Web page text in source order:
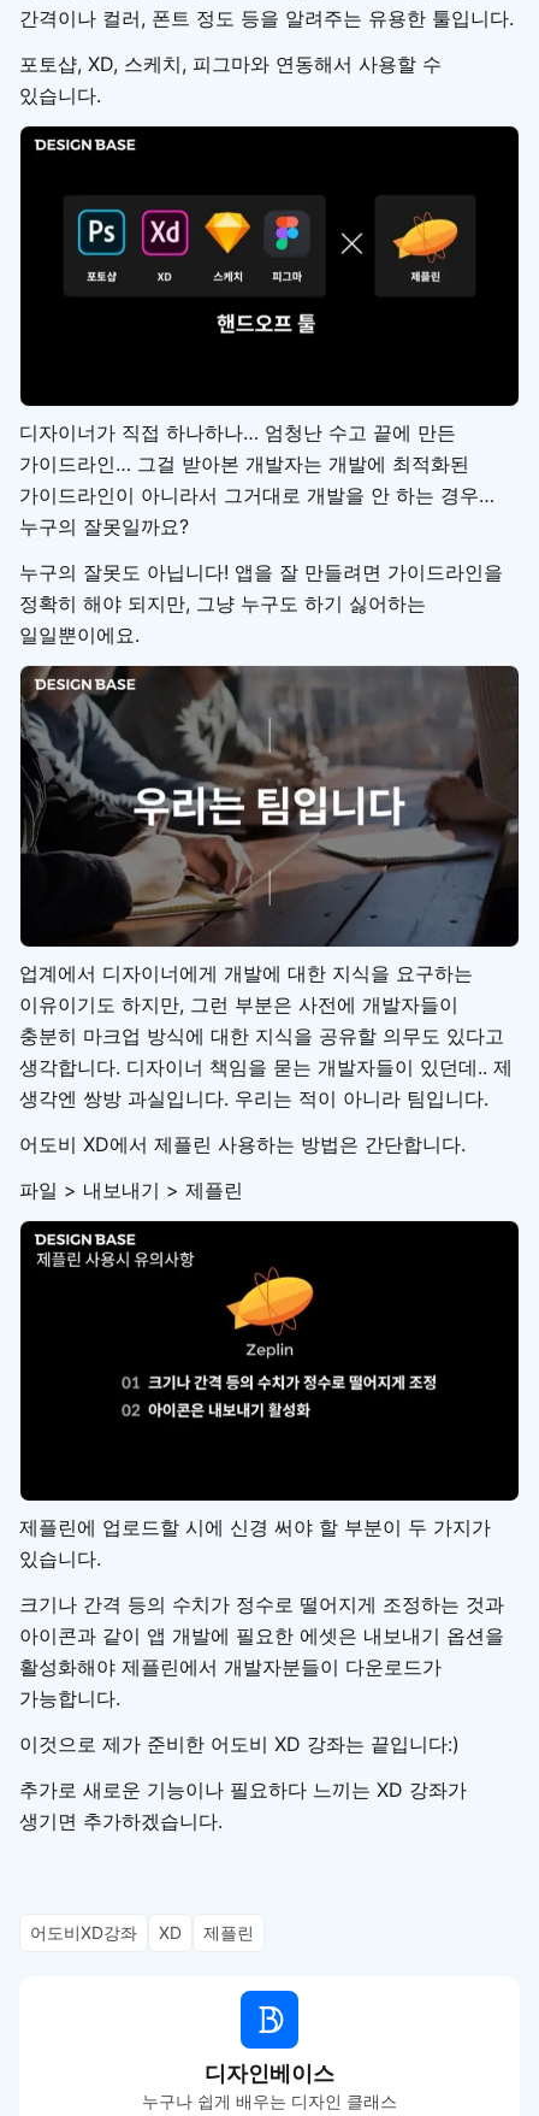
간격이나 컬러, 폰트 정도 등을 알려주는 유용한 툴입니다.
포토샵, XD, 스케치, 피그마와 연동해서 사용할 수
있습니다.
디자이너가 직접 하나하나… 엄청난 수고 끝에 만든
가이드라인… 그걸 받아본 개발자는 개발에 최적화된
가이드라인이 아니라서 그거대로 개발을 안 하는 경우…
누구의 잘못일까요?
누구의 잘못도 아닙니다! 앱을 잘 만들려면 가이드라인을
정확히 해야 되지만, 그냥 누구도 하기 싫어하는
일일뿐이에요.
업계에서 디자이너에게 개발에 대한 지식을 요구하는
이유이기도 하지만, 그런 부분은 사전에 개발자들이
충분히 마크업 방식에 대한 지식을 공유할 의무도 있다고
생각합니다. 디자이너 책임을 묻는 개발자들이 있던데.. 제
생각엔 쌍방 과실입니다. 우리는 적이 아니라 팀입니다.
어도비 XD에서 제플린 사용하는 방법은 간단합니다.
파일 > 내보내기 > 제플린
제플린에 업로드할 시에 신경 써야 할 부분이 두 가지가
있습니다.
크기나 간격 등의 수치가 정수로 떨어지게 조정하는 것과
아이콘과 같이 앱 개발에 필요한 에셋은 내보내기 옵션을
활성화해야 제플린에서 개발자분들이 다운로드가
가능합니다.
이것으로 제가 준비한 어도비 XD 강좌는 끝입니다:)
추가로 새로운 기능이나 필요하다 느끼는 XD 강좌가
생기면 추가하겠습니다.
어도비XD강좌 XD 제플린
디자인베이스
누구나 쉽게 배우는 디자인 클래스